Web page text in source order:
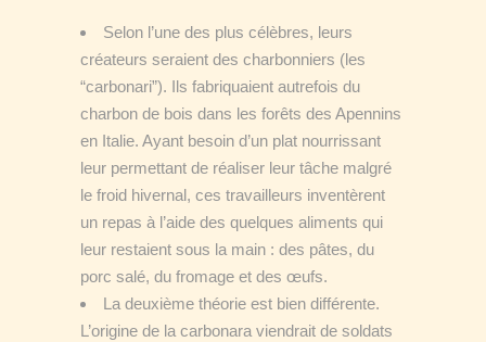
Selon l’une des plus célèbres, leurs
créateurs seraient des charbonniers (les
“carbonari”). Ils fabriquaient autrefois du
charbon de bois dans les forêts des Apennins
en Italie. Ayant besoin d’un plat nourrissant
leur permettant de réaliser leur tâche malgré
le froid hivernal, ces travailleurs inventèrent
un repas à l’aide des quelques aliments qui
leur restaient sous la main : des pâtes, du
porc salé, du fromage et des œufs.
La deuxième théorie est bien différente.
L’origine de la carbonara viendrait de soldats